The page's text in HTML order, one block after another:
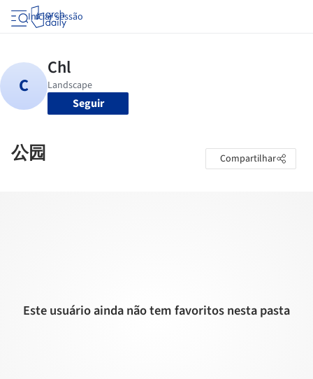
Iniciar sessão
Seguir
公园 Compartilhar
Este usuário ainda não tem favoritos nesta pasta